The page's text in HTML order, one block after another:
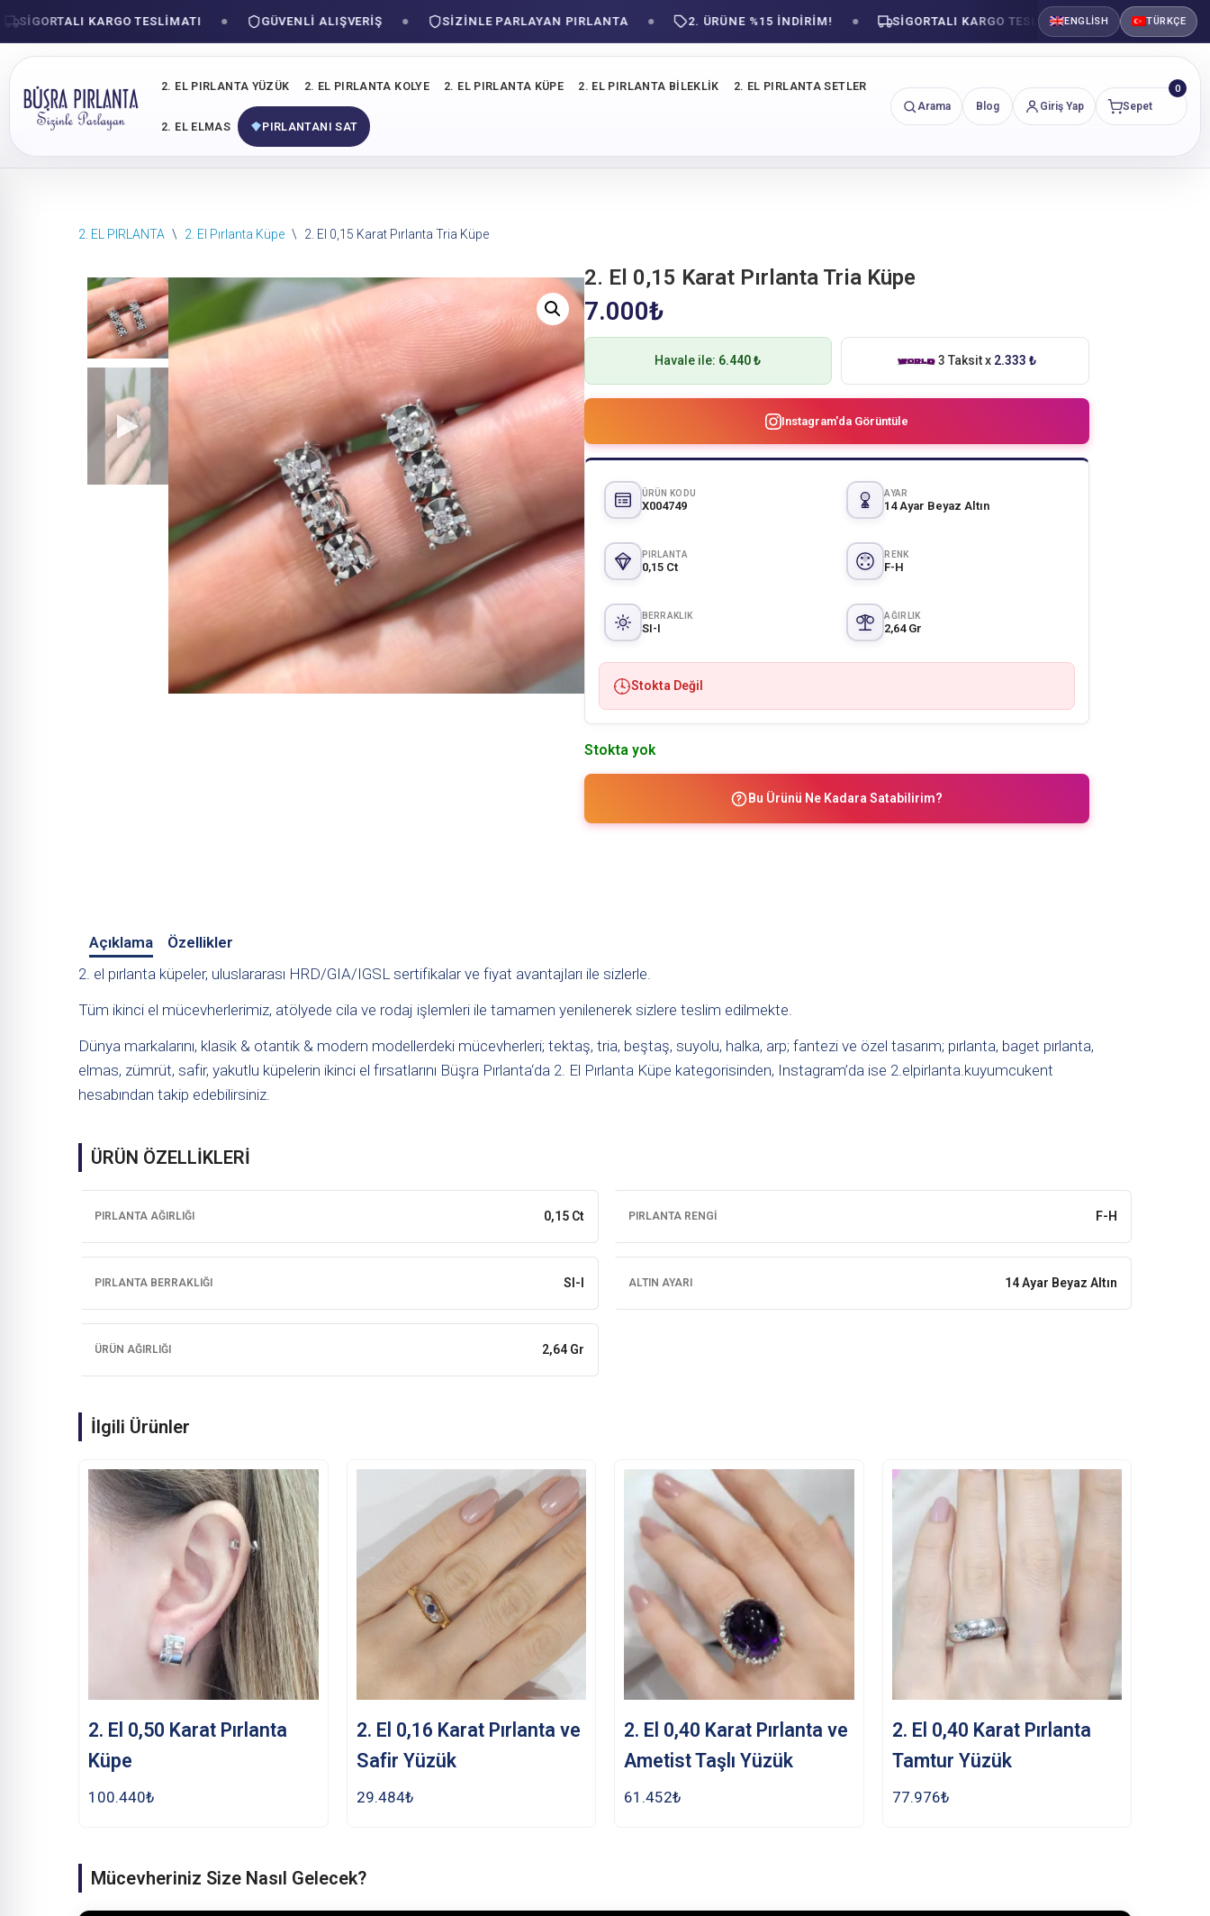
ENGLISH TÜRKÇE
KARGO TESLIMATI GÜVENLI ALIŞVERIŞ SIZINLE PARLAYAN PIRLANTA 2. ÜRÜNE %15 İNDİRİM! SIGORTALI KARGO TESLIMATI GÜVENLI
2. EL PIRLANTA YÜZÜK 2. EL PIRLANTA KOLYE 2. EL PIRLANTA KÜPE 2. EL PIRLANTA BILEKLIK 2. EL PIRLANTA SETLER
2. EL ELMAS PIRLANTANI SAT
Arama Blog Giriş Yap Sepet
0
2. EL PIRLANTA \ 2. El Pırlanta Küpe \ 2. El 0,15 Karat Pırlanta Tria Küpe
2. El 0,15 Karat Pırlanta Tria Küpe
7.000₺
Havale ile: 6.440 ₺ 3 Taksit x 2.333 ₺
Instagram'da Görüntüle
ÜRÜN KODU
X004749
AYAR
14 Ayar Beyaz Altın
PIRLANTA
0,15 Ct
RENK
F-H
BERRAKLIK
SI-I
AĞIRLIK
2,64 Gr
Stokta Değil
Stokta yok
Bu Ürünü Ne Kadara Satabilirim?
Açıklama
Özellikler
2. el pırlanta küpeler, uluslararası HRD/GIA/IGSL sertifikalar ve fiyat avantajları ile sizlerle.
Tüm ikinci el mücevherlerimiz, atölyede cila ve rodaj işlemleri ile tamamen yenilenerek sizlere teslim edilmekte.
Dünya markalarını, klasik & otantik & modern modellerdeki mücevherleri; tektaş, tria, beştaş, suyolu, halka, arp; fantezi ve özel tasarım; pırlanta, baget pırlanta,
elmas, zümrüt, safir, yakutlu küpelerin ikinci el fırsatlarını Büşra Pırlanta‘da 2. El Pırlanta Küpe kategorisinden, Instagram’da ise 2.elpirlanta.kuyumcukent
hesabından takip edebilirsiniz.
ÜRÜN ÖZELLİKLERİ
PIRLANTA AĞIRLIĞI 0,15 Ct PIRLANTA RENGI F-H
PIRLANTA BERRAKLIĞI SI-I ALTIN AYARI 14 Ayar Beyaz Altın
ÜRÜN AĞIRLIĞI 2,64 Gr
İlgili Ürünler
2. El 0,50 Karat Pırlanta
Küpe
100.440₺
2. El 0,16 Karat Pırlanta ve
Safir Yüzük
29.484₺
2. El 0,40 Karat Pırlanta ve
Ametist Taşlı Yüzük
61.452₺
2. El 0,40 Karat Pırlanta
Tamtur Yüzük
77.976₺
Mücevheriniz Size Nasıl Gelecek?